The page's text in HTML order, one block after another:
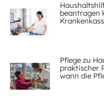
beantragen
Pflege zu
praktischer
wann die